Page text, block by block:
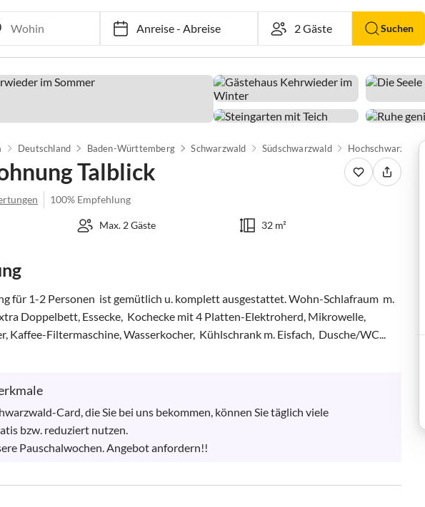
Anreise-Abreise Suchen
Deutschland Baden-Württemberg Schwarzwald Südschwarzwald Hochschwarzwald
Talblick
100% Empfehlung
Max. 2 Gäste 32 m²
für 1-2 Personen  ist gemütlich u. komplett ausgestattet. Wohn-Schlafraum  m.
Doppelbett, Essecke,  Kochecke mit 4 Platten-Elektroherd, Mikrowelle,
Kaffee-Filtermaschine, Wasserkocher,  Kühlschrank m. Eisfach,  Dusche/WC...
Card, die Sie bei uns bekommen, können Sie täglich viele
bzw. reduziert nutzen.
Pauschalwochen. Angebot anfordern!!